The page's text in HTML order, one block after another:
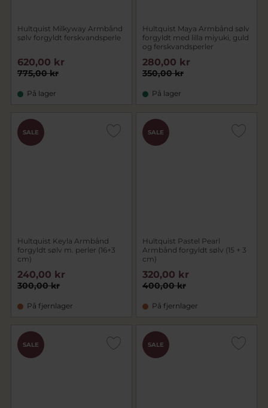
Hultquist Milkyway Armbånd
sølv forgyldt ferskvandsperle
775,00 kr
620,00 kr
På lager
Hultquist Maya Armbånd sølv
forgyldt med lilla miyuki, guld
og ferskvandsperler
350,00 kr
280,00 kr
På lager
SALE
Hultquist Keyla Armbånd
forgyldt sølv m. perler (16+3
cm)
300,00 kr
240,00 kr
På fjernlager
SALE
Hultquist Pastel Pearl
Armbånd forgyldt sølv (15 + 3
cm)
400,00 kr
320,00 kr
På fjernlager
SALE SALE